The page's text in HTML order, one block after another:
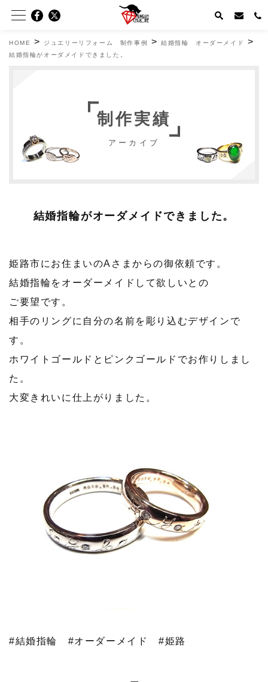
HOME > ジュエリーリフォーム 制作事例 >結婚指輪 オーダーメイド >
結婚指輪がオーダメイドできました。
制作実績
アーカイブ
結婚指輪がオーダメイドできました。
姫路市にお住まいのAさまからの御依頼です。
結婚指輪をオーダーメイドして欲しいとの
ご要望です。
相手のリングに自分の名前を彫り込むデザインで
す。
ホワイトゴールドとピンクゴールドでお作りしまし
た。
大変きれいに仕上がりました。
#結婚指輪 #オーダーメイド #姫路